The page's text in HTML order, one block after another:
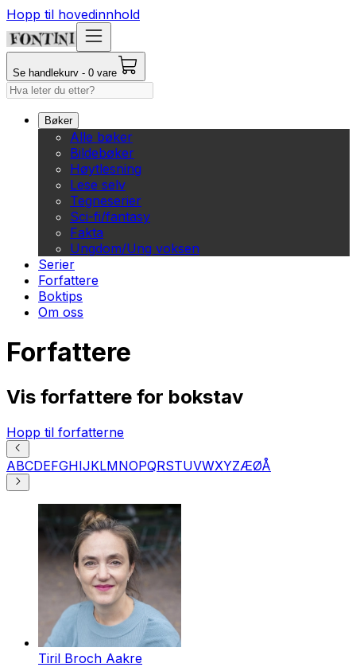
Hopp til hovedinnhold
Se handlekurv - 0 vare
Bøker
Alle bøker
Bildebøker
Høytlesning
Lese selv
Tegneserier
Sci-fi/fantasy
Fakta
Ungdom/Ung voksen
Serier
Forfattere
Boktips
Om oss
Forfattere
Vis forfattere for bokstav
Hopp til forfatterne
ABCDEFGHIJKLMNOPQRSTUVWXYZÆØÅ
Tiril Broch Aakre